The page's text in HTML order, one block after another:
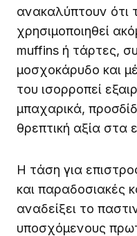
ανακαλύπτουν ότι
χρησιμοποιηθεί
muffins ή τάρτες,
μοσχοκάρυδο και
του ισορροπεί
μπαχαρικά,
θρεπτική αξία στα
Η τάση για
και παραδοσιακές
αναδείξει το
υποσχόμενους